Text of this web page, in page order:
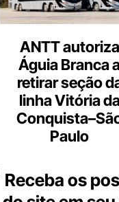
ANTT autoriza
Águia Branca
retirar seção
linha Vitória
Paulo
Receba os